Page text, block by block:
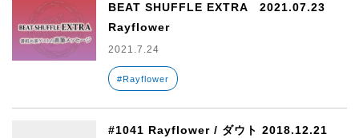
BEAT SHUFFLE EXTRA 2021.07.23
Rayflower
2021.7.24
#Rayflower
#1041 Rayflower / ダウト 2018.12.21